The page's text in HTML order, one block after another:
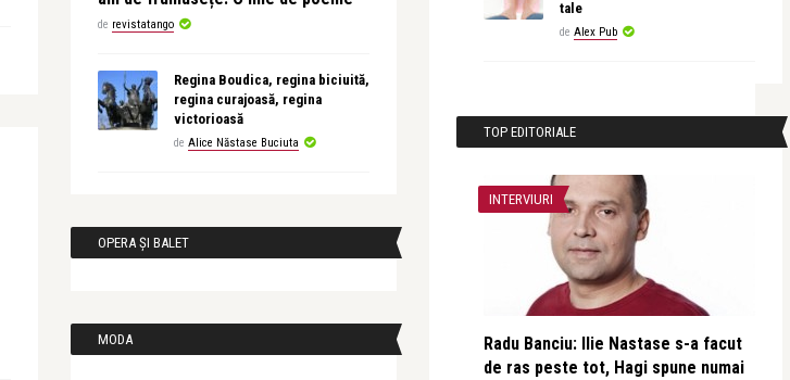
de revistatango
Regina Boudica, regina biciuită,
regina curajoasă, regina
victorioasă
de Alice Năstase Buciuta
OPERA ȘI BALET
MODA
tale
de Alex Pub
TOP EDITORIALE
INTERVIURI
Radu Banciu: Ilie Nastase s-a facut
de ras peste tot, Hagi spune numai